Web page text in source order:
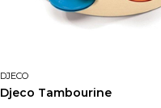
DJECO
Djeco Tambourine